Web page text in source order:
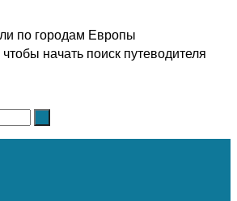
по городам Европы
начать поиск путеводителя